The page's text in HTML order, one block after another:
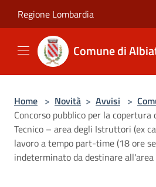
Regione Lombardia
Comune di
Home > Novità > Avvisi >
Concorso pubblico per la
Tecnico – area degli Istruttori (ex
lavoro a tempo part-time (18 ore
indeterminato da destinare